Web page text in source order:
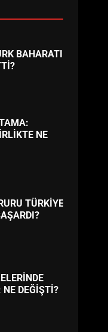
BAHARATI
NE
TÜRKİYE
DEĞİŞTİ?